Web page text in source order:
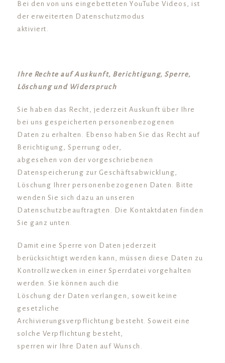
Bei den von uns eingebetteten YouTube Videos, ist
der erweiterten Datenschutzmodus
aktiviert.
Ihre Rechte auf Auskunft, Berichtigung, Sperre,
Löschung und Widerspruch
Sie haben das Recht, jederzeit Auskunft über Ihre
bei uns gespeicherten personenbezogenen
Daten zu erhalten. Ebenso haben Sie das Recht auf
Berichtigung, Sperrung oder,
abgesehen von der vorgeschriebenen
Datenspeicherung zur Geschäftsabwicklung,
Löschung Ihrer personenbezogenen Daten. Bitte
wenden Sie sich dazu an unseren
Datenschutzbeauftragten. Die Kontaktdaten finden
Sie ganz unten.
Damit eine Sperre von Daten jederzeit
berücksichtigt werden kann, müssen diese Daten zu
Kontrollzwecken in einer Sperrdatei vorgehalten
werden. Sie können auch die
Löschung der Daten verlangen, soweit keine
gesetzliche
Archivierungsverpflichtung besteht. Soweit eine
solche Verpflichtung besteht,
sperren wir Ihre Daten auf Wunsch.